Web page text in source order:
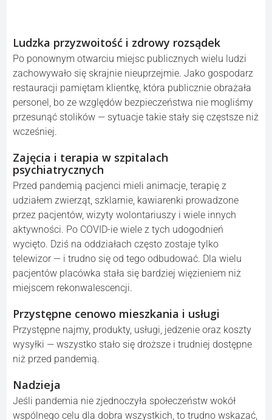
Ludzka przyzwoitość i zdrowy rozsądek
Po ponownym otwarciu miejsc publicznych wielu ludzi
zachowywało się skrajnie nieuprzejmie. Jako gospodarz
restauracji pamiętam klientkę, która publicznie obrażała
personel, bo ze względów bezpieczeństwa nie mogliśmy
przesunąć stolików — sytuacje takie stały się częstsze niż
wcześniej.
Zajęcia i terapia w szpitalach
psychiatrycznych
Przed pandemią pacjenci mieli animacje, terapię z
udziałem zwierząt, szklarnie, kawiarenki prowadzone
przez pacjentów, wizyty wolontariuszy i wiele innych
aktywności. Po COVID-ie wiele z tych udogodnień
wycięto. Dziś na oddziałach często zostaje tylko
telewizor — i trudno się od tego odbudować. Dla wielu
pacjentów placówka stała się bardziej więzieniem niż
miejscem rekonwalescencji.
Przystępne cenowo mieszkania i usługi
Przystępne najmy, produkty, usługi, jedzenie oraz koszty
wysyłki — wszystko stało się droższe i trudniej dostępne
niż przed pandemią.
Nadzieja
Jeśli pandemia nie zjednoczyła społeczeństw wokół
wspólnego celu dla dobra wszystkich, to trudno wskazać,